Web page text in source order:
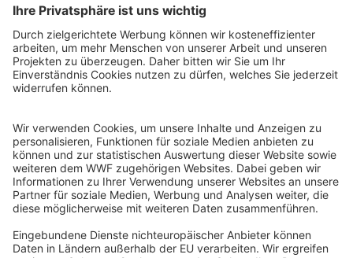
WWF Deutschland
Reinhardtstr. 18
10117 Berlin
Ihre Spende kann steuerlich geltend gemacht werden
Registriert als Stiftung WWF Deutschland, Senatsverwaltung für
Justiz Berlin, Az: 3416/976/2
Umsatzsteuer-Identifikationsnummer: DE 114236103
Freistellungsbescheid: Als gemeinnützige Körperschaft befreit
von der Körperschaftssteuer gem. §5 I 9 KStg. unter der